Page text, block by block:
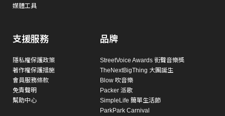
媒體工具
支援服務
隱私權保護政策
著作權保護措施
會員服務條款
免責聲明
幫助中心
品牌
StreetVoice Awards 街聲音樂獎
TheNextBigThing 大團誕生
Blow 吹音樂
Packer 派歌
SimpleLife 簡單生活節
ParkPark Carnival